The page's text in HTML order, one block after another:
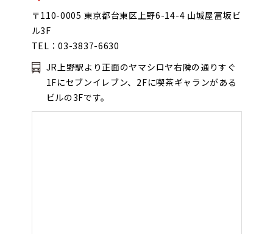
〒110-0005 東京都台東区上野6-14-4 山城屋冨坂ビ
ル3F
TEL：03-3837-6630
JR上野駅より正面のヤマシロヤ右隣の通りすぐ
1Fにセブンイレブン、2Fに喫茶ギャランがある
ビルの3Fです。